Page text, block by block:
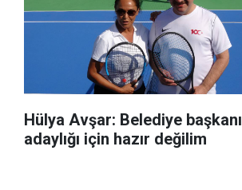
Hülya Avşar: Belediye başkanı
adaylığı için hazır değilim